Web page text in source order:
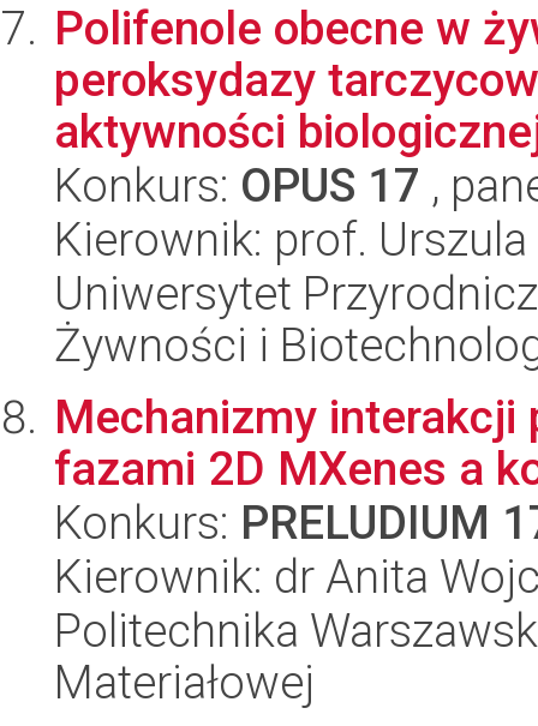
Polifenole obecne w
peroksydazy
aktywności
Konkurs: OPUS 17 ,
Kierownik: prof.
Uniwersytet
Żywności i
Mechanizmy interakcji
fazami 2D MXenes a
Konkurs: PRELUDIUM
Kierownik: dr Anita
Politechnika
Materiałowej